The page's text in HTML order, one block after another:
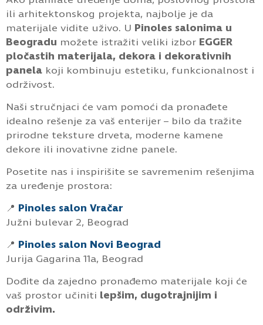
ili arhitektonskog projekta, najbolje je da
materijale vidite uživo. U Pinoles salonima u
Beogradu možete istražiti veliki izbor EGGER
pločastih materijala, dekora i dekorativnih
panela koji kombinuju estetiku, funkcionalnost i
održivost.
Naši stručnjaci će vam pomoći da pronađete
idealno rešenje za vaš enterijer – bilo da tražite
prirodne teksture drveta, moderne kamene
dekore ili inovativne zidne panele.
Posetite nas i inspirišite se savremenim rešenjima
za uređenje prostora:
📍 Pinoles salon Vračar
Južni bulevar 2, Beograd
📍 Pinoles salon Novi Beograd
Jurija Gagarina 11a, Beograd
Dođite da zajedno pronađemo materijale koji će
vaš prostor učiniti lepšim, dugotrajnijim i
održivim.